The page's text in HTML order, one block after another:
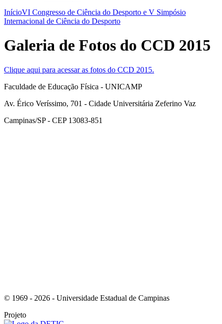
InícioVI Congresso de Ciência do Desporto e V Simpósio
Internacional de Ciência do Desporto
Galeria de Fotos do CCD 2015
Clique aqui para acessar as fotos do CCD 2015.
Faculdade de Educação Física - UNICAMP
Av. Érico Veríssimo, 701 - Cidade Universitária Zeferino Vaz
Campinas/SP - CEP 13083-851
© 1969 - 2026 - Universidade Estadual de Campinas
Projeto